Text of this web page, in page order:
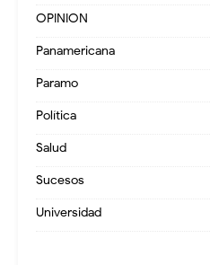
OPINION
Panamericana
Paramo
Política
Salud
Sucesos
Universidad